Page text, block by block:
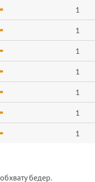
1
1
1
1
1
1
1
бедер.